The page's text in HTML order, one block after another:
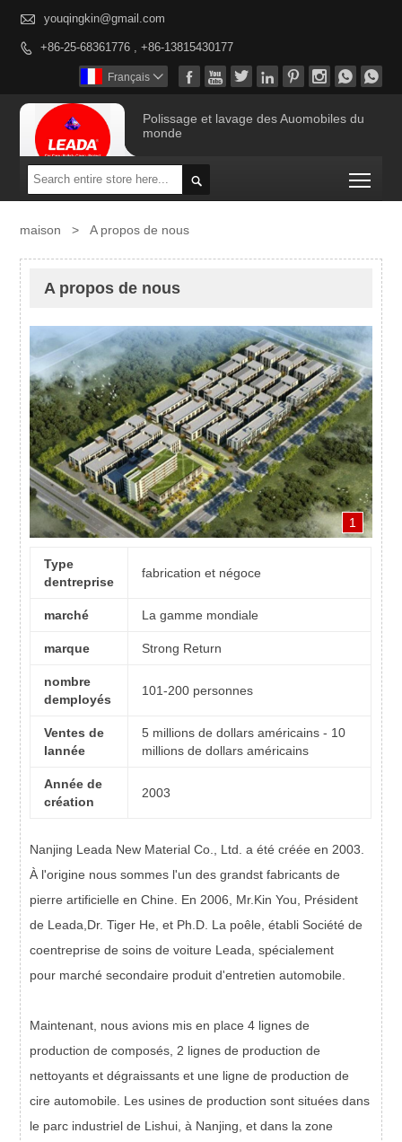
 youqingkin@gmail.com
 +86-25-68361776 , +86-13815430177
       
Français 
Polissage et lavage des Auomobiles du
monde

maison > A propos de nous
A propos de nous
1
Type
dentreprise
fabrication et négoce
marché La gamme mondiale
marque Strong Return
nombre
demployés
101-200 personnes
Ventes de
lannée
5 millions de dollars américains - 10
millions de dollars américains
Année de
création
2003
Nanjing Leada New Material Co., Ltd. a été créée en 2003.
À l'origine nous sommes l'un des grandstfabricants de
pierre artificielle en Chine . En 2006, Mr.Kin You, Président
de Leada, Dr. Tiger He, et Ph.D. La poêle, établi Société de
coentreprise de soins de voiture Leada, spécialement
pour marché secondaire produit d'entretien automobile.
Maintenant, nous avions mis en place 4 lignes de
production de composés, 2 lignes de production de
nettoyants et dégraissants et une ligne de production de
cire automobile. Les usines de production sont situées dans
le parc industriel de Lishui, à Nanjing, et dans la zone